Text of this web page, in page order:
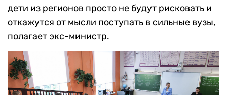
дети из регионов просто не будут рисковать и
откажутся от мысли поступать в сильные вузы,
полагает экс-министр.